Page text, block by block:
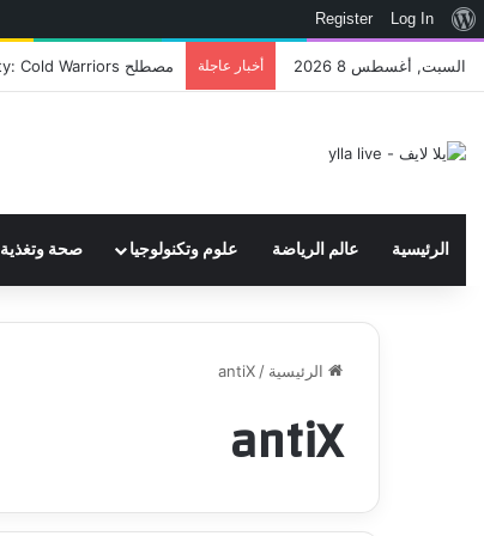
نبذة
ووردبريس
Log In
Register
السبت, أغسطس 8 2026 أخبار عاجلة اتحاد WWE يسجل ثلاث علامات تجارية تتعلق في الألعاب..هل هناك إعلان قريب! – العاب – يلا لايف – يلا لايف
الرئيسية عالم الرياضة علوم وتكنولوجيا صحة وتغذية
الرئيسية /
antiX
antiX